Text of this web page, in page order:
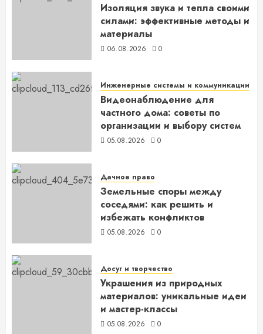
Изоляция звука и тепла своими
силами: эффективные методы и
материалы
06.08.2026 0
Инженерные системы и коммуникации
Видеонаблюдение для
частного дома: советы по
организации и выбору систем
05.08.2026 0
Дачное право
Земельные споры между
соседями: как решить и
избежать конфликтов
05.08.2026 0
Досуг и творчество
Украшения из природных
материалов: уникальные идеи
и мастер-классы
05.08.2026 0